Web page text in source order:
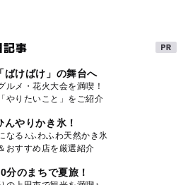
記事
ばけばけ」の舞台へ
ルメ・花火大会を満喫！
やりたいこと」をご紹介
んやりかき氷！
なる♪ふわふわ天然かき氷
おすすめ店を厳選紹介
分のまちで夏旅！